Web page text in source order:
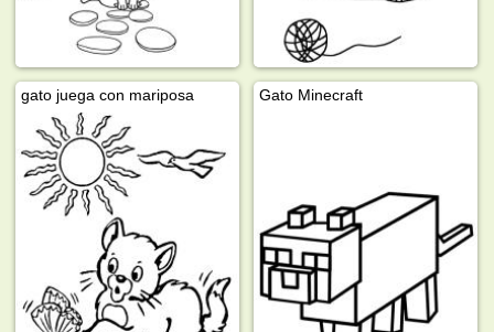
gato juega con mariposa Gato Minecraft